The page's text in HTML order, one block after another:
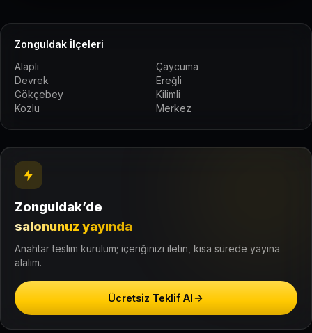
Zonguldak İlçeleri
Alaplı
Çaycuma
Devrek
Ereğli
Gökçebey
Kilimli
Kozlu
Merkez
Zonguldak’de
salonunuz yayında
Anahtar teslim kurulum; içeriğinizi iletin, kısa sürede yayına
alalım.
Ücretsiz Teklif Al